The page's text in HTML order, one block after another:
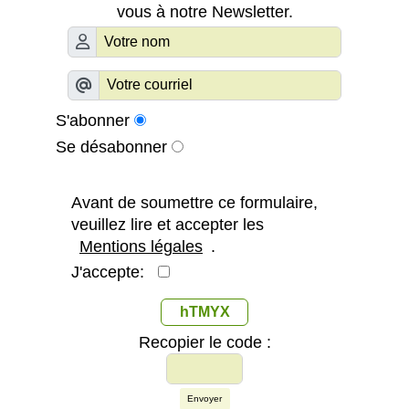
vous à notre Newsletter.
S'abonner
Se désabonner
Avant de soumettre ce formulaire,
veuillez lire et accepter les
Mentions légales .
J'accepte:
hTMYX
Recopier le code :
Envoyer